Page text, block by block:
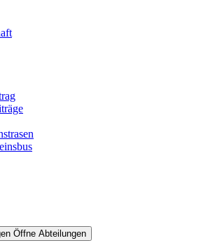
Öffne Abteilungen